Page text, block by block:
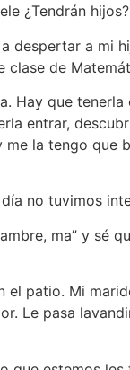
¿Tendrán
despertar a mi
clase de
Hay que tenerla
entrar,
me la tengo que
no tuvimos
ma” y sé
el patio. Mi
Le pasa